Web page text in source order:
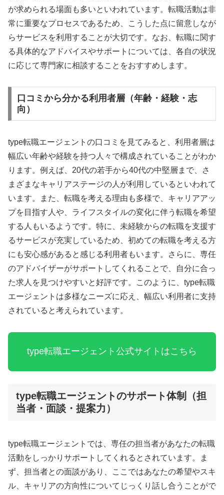
が求められる場面も多いといわれています。転職活動は非
常に重要なプロセスであるため、こうした点に留意しなが
らサービスを利用することが大切です。なお、転職に関す
る具体的なアドバイスやサポートについては、各自の状況
に応じて専門家に相談することをおすすめします。
口コミから分かる利用者層（年齢・経験・志
向）
type転職エージェントの口コミを見てみると、利用者層は
幅広い年齢や経験を持つ人々で構成されていることがわか
ります。例えば、20代の若手から40代の中堅層まで、さ
まざまなキャリアステージの人が利用しているといわれて
います。また、転職を考える理由も多様で、キャリアアッ
プを目指す人や、ライフスタイルの変化に伴う転職を希望
する人もいるようです。特に、未経験からの転職を支援す
るサービスが充実しているため、初めての転職を考える方
にも安心感があると感じる利用者もいます。さらに、専任
のアドバイザーがサポートしてくれることで、自分に合っ
た求人を見つけやすいと好評です。このように、type転職
エージェントは多様なニーズに応え、幅広い利用者に支持
されていると考えられています。
type転職エージェント公式サイトはこちら
type転職エージェントのサポート体制（担
当者・面談・提案力）
type転職エージェントでは、専任の担当者があなたの転職
活動をしっかりサポートしてくれるとされています。ま
ず、担当者との面談があり、ここではあなたの希望やスキ
ル、キャリアの方向性についてじっくり話し合うことがで